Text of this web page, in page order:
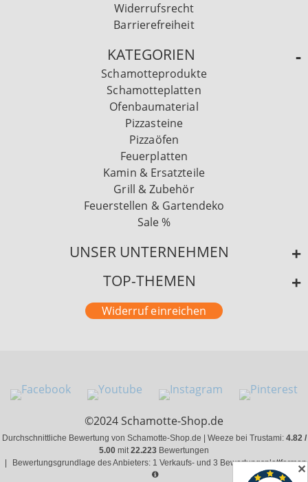
Widerrufsrecht
Barrierefreiheit
KATEGORIEN
Schamotteprodukte
Schamotteplatten
Ofenbaumaterial
Pizzasteine
Pizzaöfen
Feuerplatten
Kamin & Ersatzteile
Grill & Zubehör
Feuerstellen & Gartendeko
Sale %
UNSER UNTERNEHMEN
TOP-THEMEN
Widerruf einreichen
©2024 Schamotte-Shop.de
Durchschnittliche Bewertung von Schamotte-Shop.de | Weeze bei Trustami: 4.82 /
5.00 mit22.223 Bewertungen
Bewertungsgrundlage des Anbieters: 1 Verkaufs- und 3 Bewertungsplattformen
✕